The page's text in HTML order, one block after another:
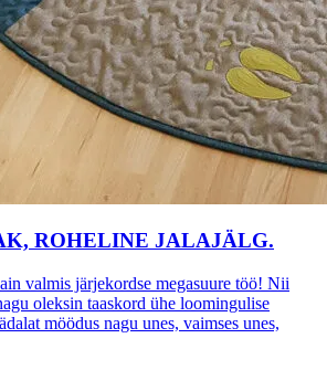
ROHELINE JALAJÄLG.
valmis järjekordse megasuure töö! Nii
oleksin taaskord ühe loomingulise
möödus nagu unes, vaimses unes,